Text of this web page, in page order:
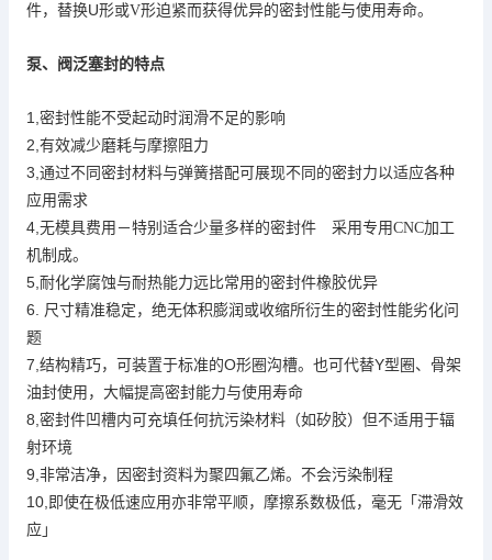
件，替换U形或V形迫紧而获得优异的密封性能与使用寿命。
泵、阀泛塞封的特点
1, 密封性能不受起动时润滑不足的影响
2, 有效减少磨耗与摩擦阻力
3,通过不同密封材料与弹簧搭配 可展现不同的密封力以适应各种
应用需求
4, 无模具费用－特别适合少量多样的密封件 采用专用CNC加工
机制成。
5, 耐化学腐蚀与耐热能力远比常用的密封件橡胶优异
6. 尺寸精准稳定，绝无体积膨润或收缩所衍生的密封性能劣化问
题
7, 结构精巧 ， 可装置于标准的O形圈沟槽。 也可代替Y型圈、骨架
油封使用， 大幅提高密封能力与使用寿命
8, 密封件凹槽内可充填任何抗污染材料（如矽胶）但不适用于辐
射环境
9, 非常洁净，因密封资料为聚四氟乙烯。不会污染制程
10, 即使在极低速应用亦非常平顺，摩擦系数极低，毫无「滞滑效
应」